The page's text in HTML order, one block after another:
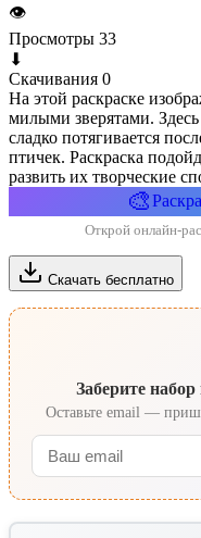
👁
Просмотры 33
⬇
Скачивания 0
На этой раскраске
милыми зверятами.
сладко потягивается
птичек. Раскраска
развить их творческие
🎨
Открой онлайн-
Скачать бесплатно
Заберите
Оставьте email —